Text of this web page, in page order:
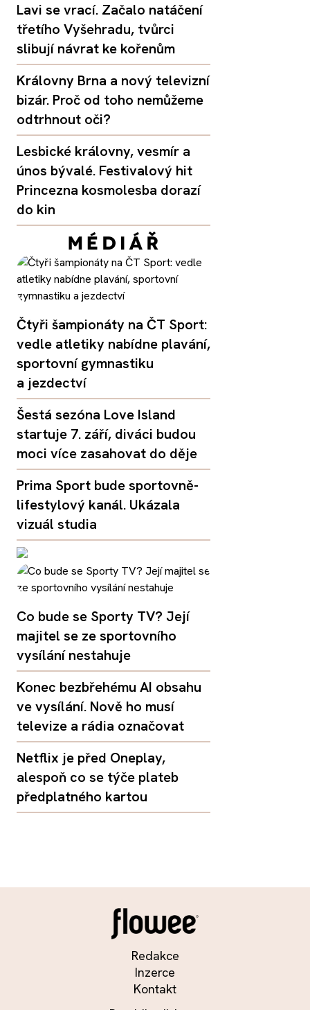
Lavi se vrací. Začalo natáčení
třetího Vyšehradu, tvůrci
slibují návrat ke kořenům
Královny Brna a nový televizní
bizár. Proč od toho nemůžeme
odtrhnout oči?
Lesbické královny, vesmír a
únos bývalé. Festivalový hit
Princezna kosmolesba dorazí
do kin
Čtyři šampionáty na ČT Sport:
vedle atletiky nabídne plavání,
sportovní gymnastiku
a jezdectví
Šestá sezóna Love Island
startuje 7. září, diváci budou
moci více zasahovat do děje
Prima Sport bude sportovně-
lifestylový kanál. Ukázala
vizuál studia
Co bude se Sporty TV? Její
majitel se ze sportovního
vysílání nestahuje
Konec bezbřehému AI obsahu
ve vysílání. Nově ho musí
televize a rádia označovat
Netflix je před Oneplay,
alespoň co se týče plateb
předplatného kartou
Redakce
Inzerce
Kontakt